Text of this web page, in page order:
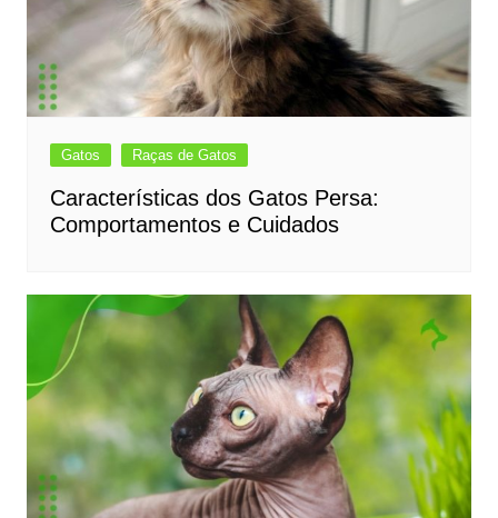
Gatos Raças de Gatos
Características dos Gatos Persa:
Comportamentos e Cuidados